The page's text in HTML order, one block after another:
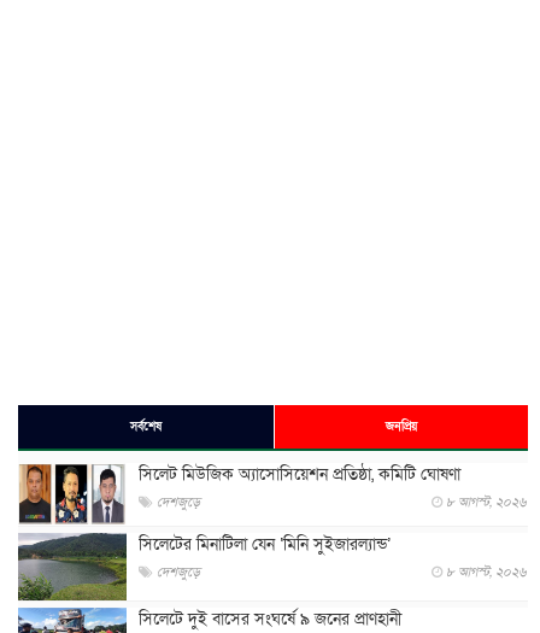
সর্বশেষ জনপ্রিয়
সিলেট মিউজিক অ্যাসোসিয়েশন প্রতিষ্ঠা, কমিটি ঘোষণা
দেশজুড়ে ৮ আগস্ট, ২০২৬
সিলেটের মিনাটিলা যেন ‘মিনি সুইজারল্যান্ড’
দেশজুড়ে ৮ আগস্ট, ২০২৬
সিলেটে দুই বাসের সংঘর্ষে ৯ জনের প্রাণহানী